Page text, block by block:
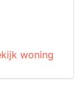
woning